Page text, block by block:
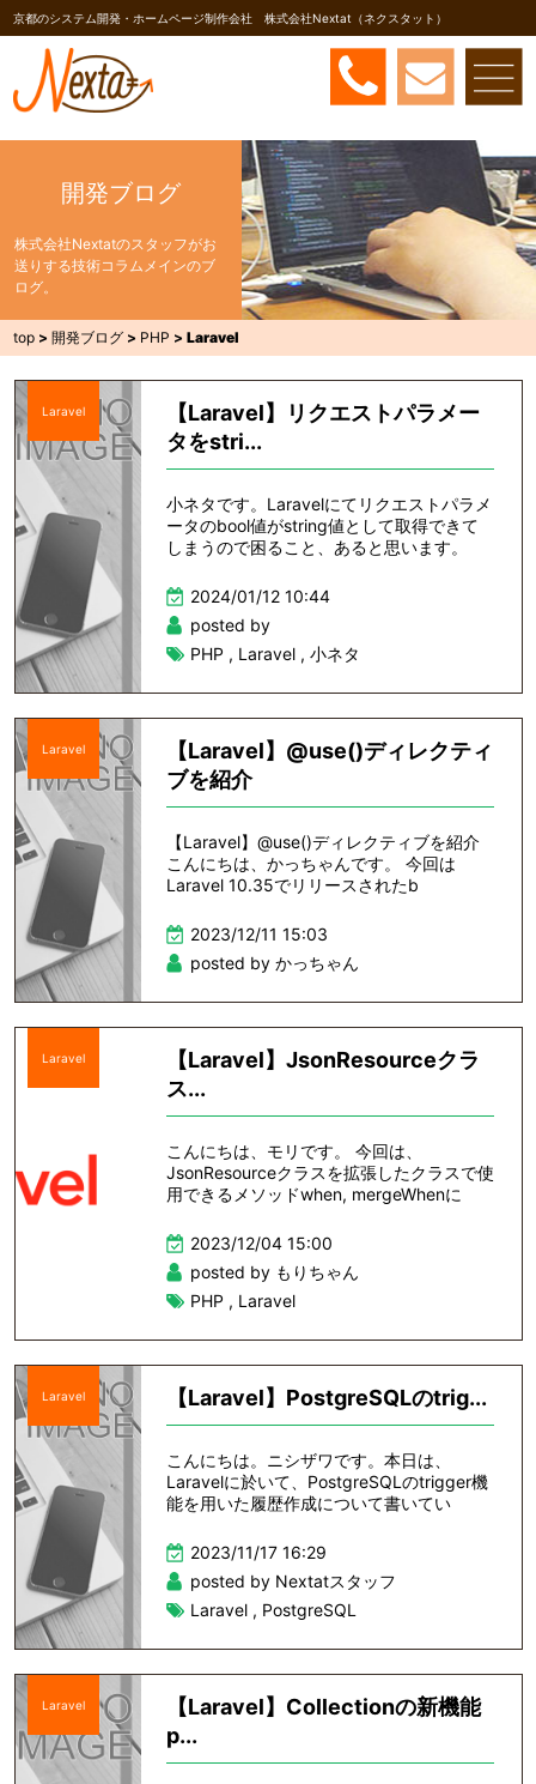
京都のシステム開発・ホームページ制作会社 株式会社Nextat（ネクスタット）
開発ブログ
株式会社Nextatのスタッフがお
送りする技術コラムメインのブ
ログ。
top >開発ブログ > PHP >Laravel
Laravel
【Laravel】リクエストパラメー
タをstri...
小ネタです。Laravelにてリクエストパラメ
ータのbool値がstring値として取得できて
しまうので困ること、あると思います。
2024/01/12 10:44
posted by
PHP , Laravel, 小ネタ
Laravel
【Laravel】@use()ディレクティ
ブを紹介
【Laravel】@use()ディレクティブを紹介
こんにちは、かっちゃんです。 今回は
Laravel 10.35でリリースされたb
2023/12/11 15:03
posted by かっちゃん
Laravel
【Laravel】JsonResourceクラ
ス...
こんにちは、モリです。 今回は、
JsonResourceクラスを拡張したクラスで使
用できるメソッドwhen, mergeWhenに
2023/12/04 15:00
posted by もりちゃん
PHP , Laravel
Laravel 【Laravel】PostgreSQLのtrig...
こんにちは。ニシザワです。本日は、
Laravelに於いて、PostgreSQLのtrigger機
能を用いた履歴作成について書いてい
2023/11/17 16:29
posted by Nextatスタッフ
Laravel, PostgreSQL
Laravel
【Laravel】Collectionの新機能
p...